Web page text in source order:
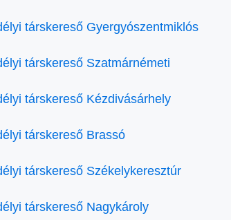
társkereső Gyergyószentmiklós
társkereső Szatmárnémeti
társkereső Kézdivásárhely
társkereső Brassó
társkereső Székelykeresztúr
társkereső Nagykároly